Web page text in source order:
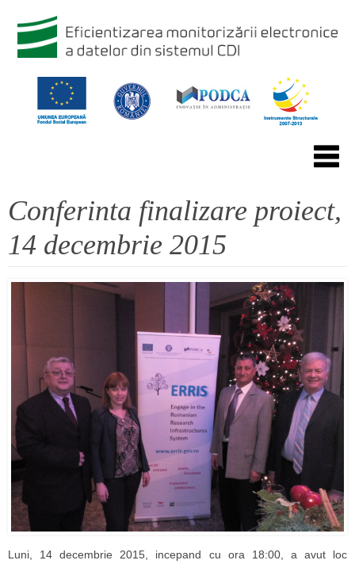
Conferinta finalizare proiect,
14 decembrie 2015
Luni, 14 decembrie 2015, incepand cu ora 18:00, a avut loc